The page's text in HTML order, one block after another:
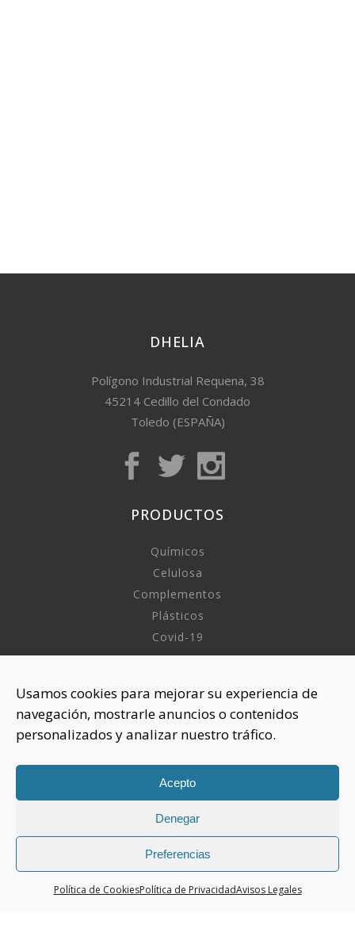
Usamos cookies para mejorar su experiencia de
navegación, mostrarle anuncios o contenidos
personalizados y analizar nuestro tráfico.
Acepto
Denegar
Preferencias
Política de CookiesPolítica de PrivacidadAvisos Legales
DHELIA
Polígono Industrial Requena, 38
45214 Cedillo del Condado
Toledo (ESPAÑA)
PRODUCTOS
Químicos
Celulosa
Complementos
Plásticos
Covid-19
Sobre nosotros
Aviso Legal
Política de Privacidad
Política Cookies
CONTACTAR
925 508 922
dhelia@dhelia.es